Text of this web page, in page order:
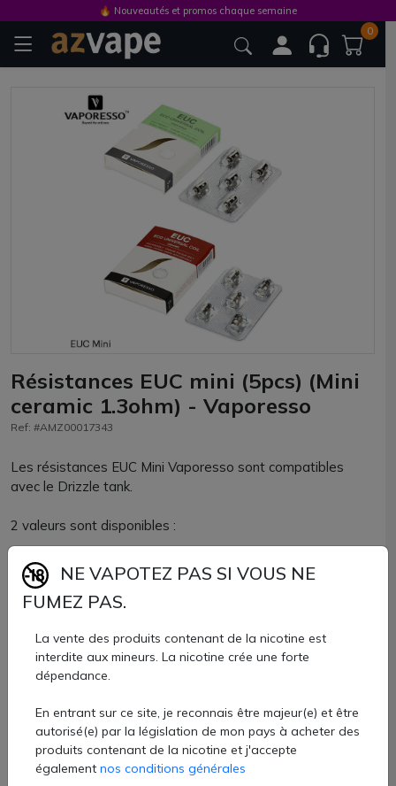
0
Résistances EUC mini (5pcs) (Mini
ceramic 1.3ohm) - Vaporesso
Ref: #AMZ00017343
Les résistances EUC Mini Vaporesso sont compatibles
avec le Drizzle tank.
2 valeurs sont disponibles :
1.3 ohm : à utiliser de 9 à 13W.
1.4 ohm : à utiliser de 9 à 13W.
Nous vous conseillons des liquides avec au moins 70% de
PG pour une parfaite vaporisation.
Résistances EUC Mini Vaporesso vendues par lots de 5
unités chez AZVape.
9,99 €
🔥 Nouveautés et promos chaque semaine
NE VAPOTEZ PAS SI VOUS NE
FUMEZ PAS.
La vente des produits contenant de la nicotine est
interdite aux mineurs. La nicotine crée une forte
dépendance.
En entrant sur ce site, je reconnais être majeur(e) et être
autorisé(e) par la législation de mon pays à acheter des
produits contenant de la nicotine et j'accepte
également nos conditions générales